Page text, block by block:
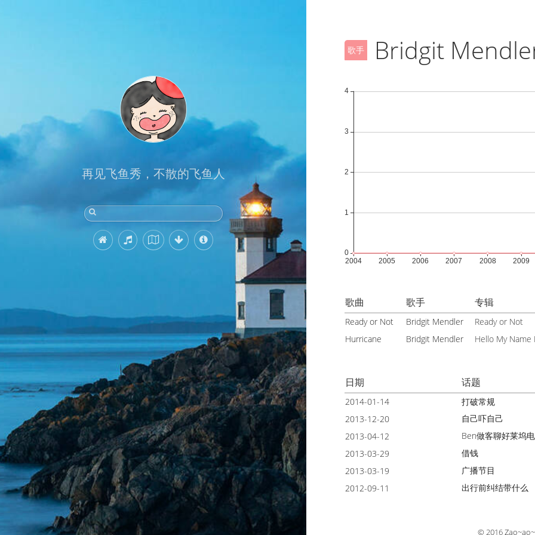
再见飞鱼秀，不散的飞鱼人
歌手 Bridgit
歌曲 歌手 专辑
Ready or Not Bridgit Mendler
Ready or Not
Hurricane
Bridgit Mendler Hello My Name
日期 话题
2014-01-14
打破常规
2013-12-20
自己吓自己
2013-04-12
Ben做客聊好莱坞
2013-03-29
借钱
2013-03-19
广播节目
2012-09-11
出行前纠结带什么
© 2016